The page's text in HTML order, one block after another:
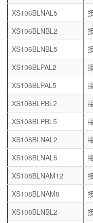
XS106BLNAL5
XS106BLNBL2
XS106BLNBL5
XS106BLPAL2
XS106BLPAL5
XS106BLPBL2
XS106BLPBL5
XS108BLNAL2
XS108BLNAL5
XS108BLNAM12
XS108BLNAM8
XS108BLNBL2